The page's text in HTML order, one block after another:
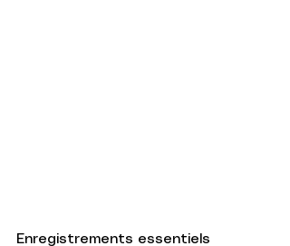
Enregistrements essentiels